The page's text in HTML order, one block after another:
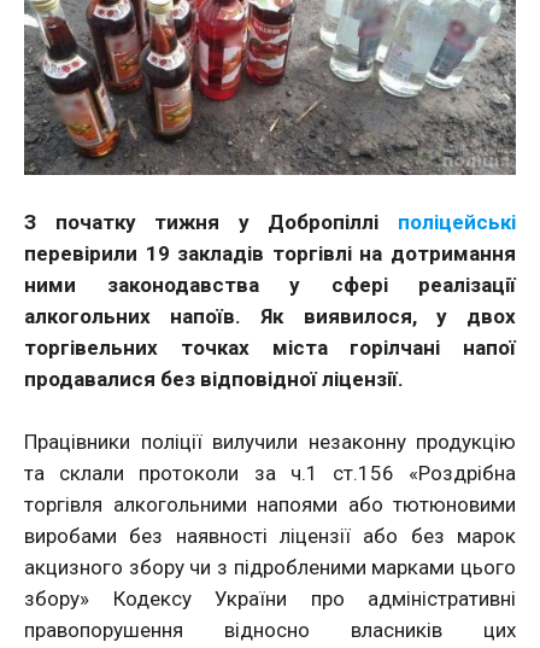
З початку тижня у Добропіллі поліцейські
перевірили 19 закладів торгівлі на дотримання
ними законодавства у сфері реалізації
алкогольних напоїв. Як виявилося, у двох
торгівельних точках міста горілчані напої
продавалися без відповідної ліцензії.
Працівники поліції вилучили незаконну продукцію
та склали протоколи за ч.1 ст.156 «Роздрібна
торгівля алкогольними напоями або тютюновими
виробами без наявності ліцензії або без марок
акцизного збору чи з підробленими марками цього
збору» Кодексу України про адміністративні
правопорушення відносно власників цих